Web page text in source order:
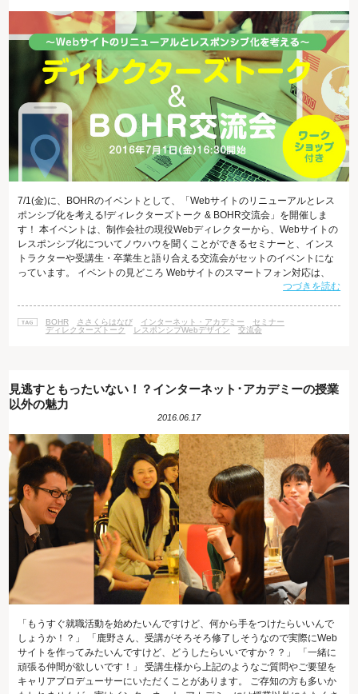
7/1(金)に、BOHRのイベントとして、「Webサイトのリニューアルとレス
ポンシブ化を考える!ディレクターズトーク & BOHR交流会」を開催しま
す！ 本イベントは、制作会社の現役Webディレクターから、Webサイトの
レスポンシブ化についてノウハウを聞くことができるセミナーと、インス
トラクターや受講生・卒業生と語り合える交流会がセットのイベントにな
っています。 イベントの見どころ Webサイトのスマートフォン対応は、
SEOにおいてもユーザー数においても、年々重要度が増してきています。
スポンシブ化したい！」という依頼が舞い込むことも日常茶飯事です。 そ
んな時、どのようにプロジェクトを進めていけば良いのか、実際に制作
つづきを読む
BOHR ささくらはなび インターネット・アカデミー
セミナー
ディレクターズトーク
レスポンシブWebデザイン 交流会
見逃すともったいない！？インターネット･アカデミーの授業
以外の魅力
2016.06.17
「もうすぐ就職活動を始めたいんですけど、何から手をつけたらいいんで
しょうか！？」 「鹿野さん、受講がそろそろ修了しそうなので実際にWeb
サイトを作ってみたいんですけど、どうしたらいいですか？？」 「一緒に
頑張る仲間が欲しいです！」 受講生様から上記のようなご質問やご要望を
キャリアプロデューサーにいただくことがあります。 ご存知の方も多いか